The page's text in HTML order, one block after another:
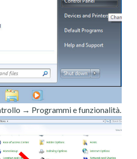
→ Programmi e funzionalità.